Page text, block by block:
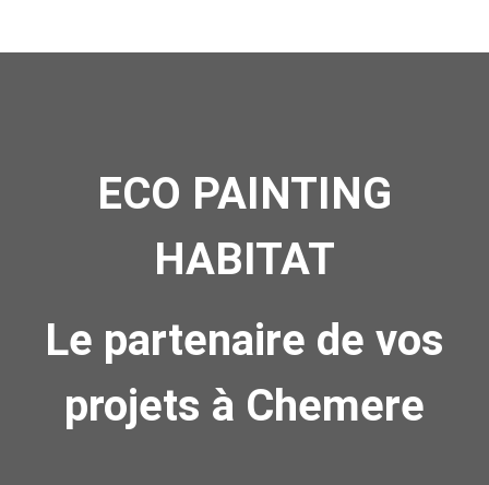
ECO PAINTING
HABITAT
Le partenaire de vos
projets à Chemere